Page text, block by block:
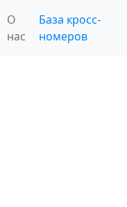
О
нас
База кросс-
номеров